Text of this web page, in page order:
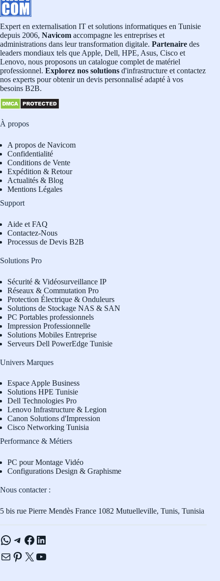
Expert en externalisation IT et solutions informatiques en Tunisie
depuis 2006, Navicom accompagne les entreprises et
administrations dans leur transformation digitale. Partenaire des
leaders mondiaux tels que Apple, Dell, HPE, Asus, Cisco et
Lenovo, nous proposons un catalogue complet de matériel
professionnel. Explorez nos solutions d'infrastructure et contactez
nos experts pour obtenir un devis personnalisé adapté à vos
besoins B2B.
À propos
A propos de Navicom
Confidentialité
Conditions de Vente
Expédition & Retour
Actualités & Blog
Mentions Légales
Support
Aide et FAQ
Contactez-Nous
Processus de Devis B2B
Solutions Pro
Sécurité & Vidéosurveillance IP
Réseaux & Commutation Pro
Protection Électrique & Onduleurs
Solutions de Stockage NAS & SAN
PC Portables professionnels
Impression Professionnelle
Solutions Mobiles Entreprise
Serveurs Dell PowerEdge Tunisie
Univers Marques
Espace Apple Business
Solutions HPE Tunisie
Dell Technologies Pro
Lenovo Infrastructure & Legion
Canon Solutions d'Impression
Cisco Networking Tunisia
Performance & Métiers
PC pour Montage Vidéo
Configurations Design & Graphisme
Nous contacter :
5 bis rue Pierre Mendès France 1082 Mutuelleville, Tunis, Tunisia
WhatsApp
Telegram
Facebook
LinkedIn
E-mailPinterest
X YouTube